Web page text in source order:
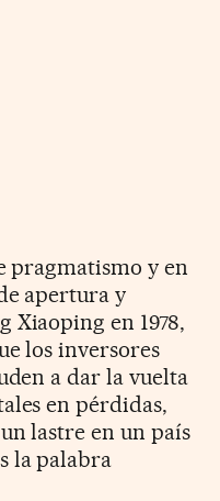
pragmatismo y en
apertura y
Xiaoping en 1978,
los inversores
a dar la vuelta
en pérdidas,
lastre en un país
la palabra